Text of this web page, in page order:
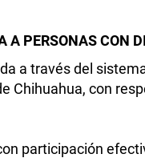
A PERSONAS CON
a través del
Chihuahua, con
participación